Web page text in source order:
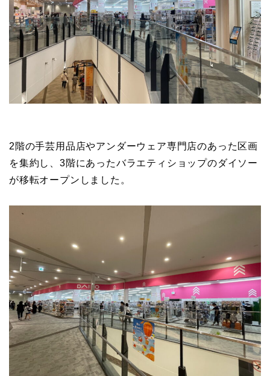
2階の手芸用品店やアンダーウェア専門店のあった区画
を集約し、3階にあったバラエティショップのダイソー
が移転オープンしました。